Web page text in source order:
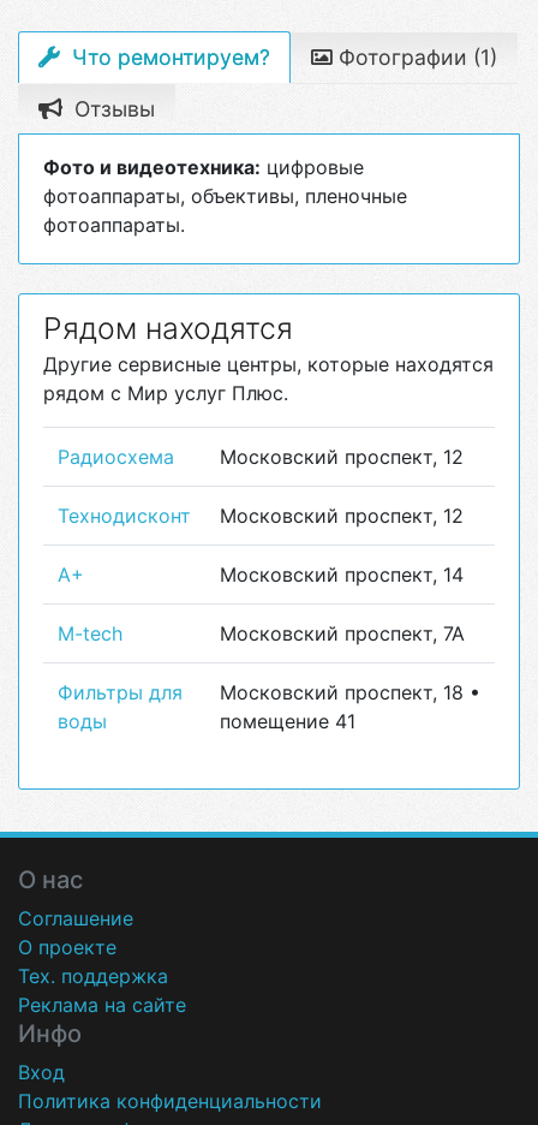
Что ремонтируем? Фотографии (1)
Отзывы
Фото и видеотехника: цифровые
фотоаппараты, объективы, пленочные
фотоаппараты.
Рядом находятся
Другие сервисные центры, которые находятся
рядом с Мир услуг Плюс.
Радиосхема Московский проспект, 12
Технодисконт Московский проспект, 12
А+ Московский проспект, 14
M-tech Московский проспект, 7А
Фильтры для
воды
Московский проспект, 18 •
помещение 41
О нас
Соглашение
О проекте
Тех. поддержка
Реклама на сайте
Инфо
Вход
Политика конфиденциальности